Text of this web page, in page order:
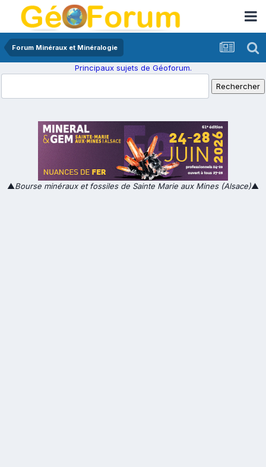
Forum Minéraux et Minéralogie
Principaux sujets de Géoforum.
▲Bourse minéraux et fossiles de Sainte Marie aux Mines (Alsace)▲